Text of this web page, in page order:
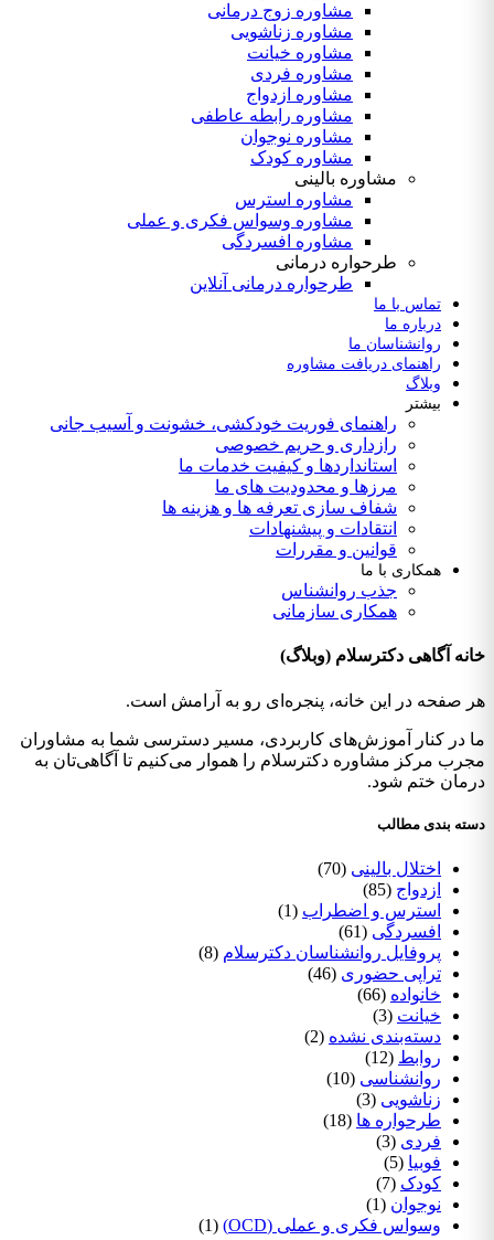
مشاوره زوج درمانی
مشاوره زناشویی
مشاوره خیانت
مشاوره فردی
مشاوره ازدواج
مشاوره رابطه عاطفی
مشاوره نوجوان
مشاوره کودک
مشاوره بالینی
مشاوره استرس
مشاوره وسواس فکری و عملی
مشاوره افسردگی
طرحواره درمانی
طرحواره درمانی آنلاین
تماس با ما
درباره ما
روانشناسان ما
راهنمای دریافت مشاوره
وبلاگ
بیشتر
راهنمای فوریت‌ خودکشی، خشونت و آسیب جانی
رازداری و حریم خصوصی
استانداردها و کیفیت خدمات ما
مرزها و محدودیت های ما
شفاف سازی تعرفه ها و هزینه ها
انتقادات و پیشنهادات
قوانین و مقررات
همکاری با ما
جذب روانشناس
همکاری سازمانی
خانه آگاهی دکترسلام (وبلاگ)
هر صفحه در این خانه، پنجره‌ای رو به آرامش است.
ما در کنار آموزش‌های کاربردی، مسیر دسترسی شما به مشاوران
مجرب مرکز مشاوره دکترسلام را هموار می‌کنیم تا آگاهی‌تان به
درمان ختم شود.
دسته بندی مطالب
اختلال بالینی (70)
ازدواج (85)
استرس و اضطراب (1)
افسردگی (61)
پروفایل روانشناسان دکترسلام (8)
تراپی حضوری (46)
خانواده (66)
خیانت (3)
دسته‌بندی نشده (2)
روابط (12)
روانشناسی (10)
زناشویی (3)
طرحواره ها (18)
فردی (3)
فوبیا (5)
کودک (7)
نوجوان (1)
وسواس فکری و عملی (OCD)
(1)